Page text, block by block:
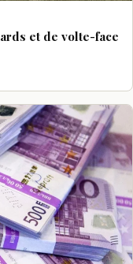
et de volte-face